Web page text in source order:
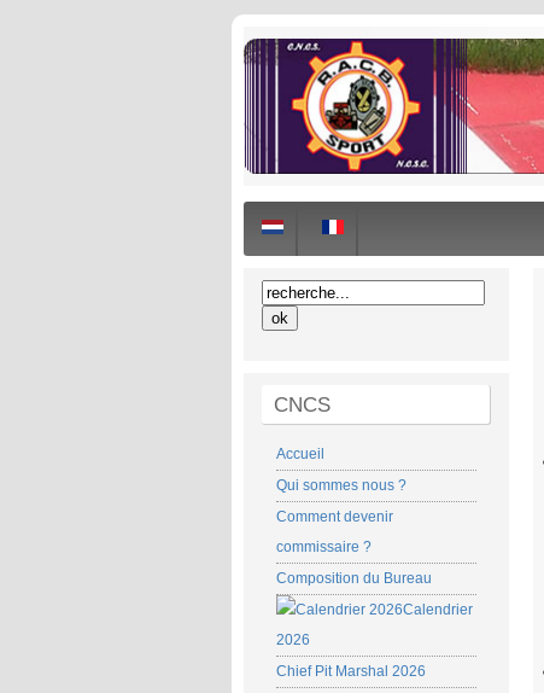
CNCS
Accueil
Qui sommes nous ?
Comment devenir
commissaire ?
Composition du Bureau
Calendrier
2026
Chief Pit Marshal 2026